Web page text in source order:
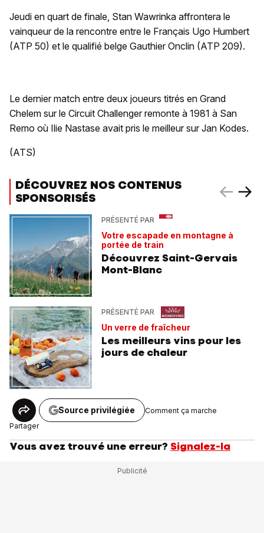
Jeudi en quart de finale, Stan Wawrinka affrontera le
vainqueur de la rencontre entre le Français Ugo Humbert
(ATP 50) et le qualifié belge Gauthier Onclin (ATP 209).
Le dernier match entre deux joueurs titrés en Grand
Chelem sur le Circuit Challenger remonte à 1981 à San
Remo où Ilie Nastase avait pris le meilleur sur Jan Kodes.
(ATS)
DÉCOUVREZ NOS CONTENUS
SPONSORISÉS
PRÉSENTÉ PAR
Votre escapade en montagne à
portée de train
Découvrez Saint-Gervais
Mont-Blanc
PRÉSENTÉ PAR
Un verre de fraîcheur
Les meilleurs vins pour les
jours de chaleur
Partager
Source privilégiée Comment ça marche
Vous avez trouvé une erreur? Signalez-la